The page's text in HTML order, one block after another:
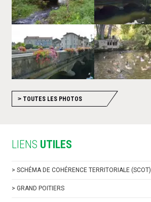
> TOUTES LES PHOTOS
LIENS UTILES
> SCHÉMA DE COHÉRENCE TERRITORIALE (SCOT)
> GRAND POITIERS